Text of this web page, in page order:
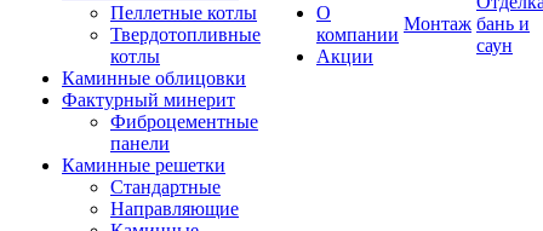
Пеллетные котлы
Твердотопливные
котлы
Каминные облицовки
Фактурный минерит
Фиброцементные
панели
Каминные решетки
Стандартные
Направляющие
О
компании
Акции
Монтаж бань и
саун